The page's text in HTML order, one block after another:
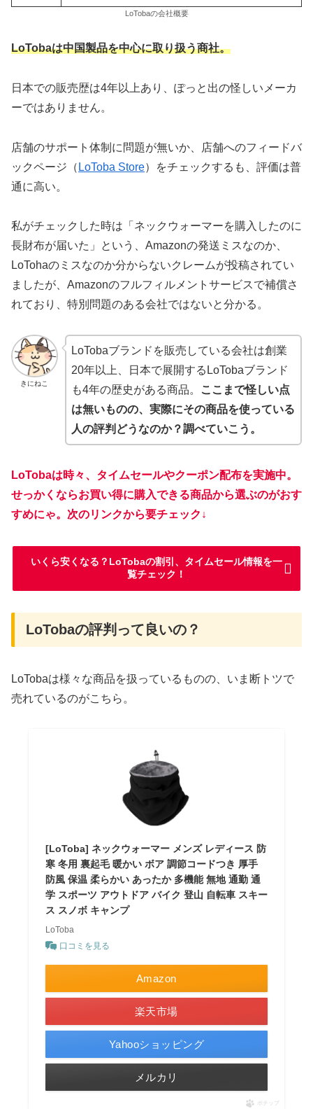
LoTobaの会社概要
LoTobaは中国製品を中心に取り扱う商社。
日本での販売歴は4年以上あり、ぽっと出の怪しいメーカ
ーではありません。
店舗のサポート体制に問題が無いか、店舗へのフィードバ
ックページ（ LoToba Store）をチェックするも、評価は普
通に高い。
私がチェックした時は「ネックウォーマーを購入したのに
長財布が届いた」という、Amazonの発送ミスなのか、
LoTohaのミスなのか分からないクレームが投稿されてい
ましたが、Amazonのフルフィルメントサービスで補償さ
れており、特別問題のある会社ではないと分かる。
きにねこ
LoTobaブランドを販売している会社は創業
20年以上、日本で展開するLoTobaブランド
も4年の歴史がある商品。
ここまで怪しい点
は無いものの、実際にその商品を使っている
人の評判どうなのか？調べていこう。
LoTobaは時々、タイムセールやクーポン配布を実施中。
せっかくならお買い得に購入できる商品から選ぶのがおす
すめにゃ。次のリンクから要チェック↓
いくら安くなる？LoTobaの割引、タイムセール情報を一
覧チェック！
LoTobaの評判って良いの？
LoTobaは様々な商品を扱っているものの、いま断トツで
売れているのがこちら。
[LoToba] ネックウォーマー メンズ レディース 防
寒 冬用 裏起毛 暖かい ボア 調節コードつき 厚手
防風 保温 柔らかい あったか 多機能 無地 通勤 通
学 スポーツ アウトドア バイク 登山 自転車 スキー
ス スノボ キャンプ
LoToba
口コミを見る
Amazon
楽天市場
Yahooショッピング
メルカリ
ポチップ